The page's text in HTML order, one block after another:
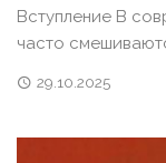
Вступление В
часто
29.10.2025